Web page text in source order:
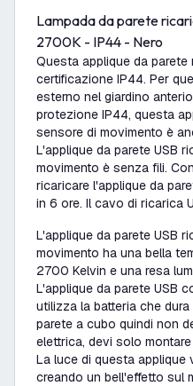
Lampada da parete
2700K - IP44 - Nero
Questa applique da parete
certificazione IP44. Per
esterno nel giardino
protezione IP44, questa
sensore di movimento è
L'applique da parete USB
movimento è senza fili.
ricaricare l'applique da
in 6 ore. Il cavo di ricarica
L'applique da parete USB
movimento ha una bella
2700 Kelvin e una resa
L'applique da parete USB
utilizza la batteria che
parete a cubo quindi non
elettrica, devi solo
La luce di questa applique
creando un bell'effetto sul